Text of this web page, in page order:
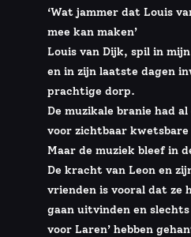
‘Wat jammer dat Louis
mee kan maken’
Louis van Dijk, spil in
en in zijn laatste dagen
prachtige dorp.
De muzikale branie had
voor zichtbaar
Maar de muziek bleef in
De kracht van Leon en
vrienden is vooral dat ze
gaan uitvinden en
voor Laren’ hebben